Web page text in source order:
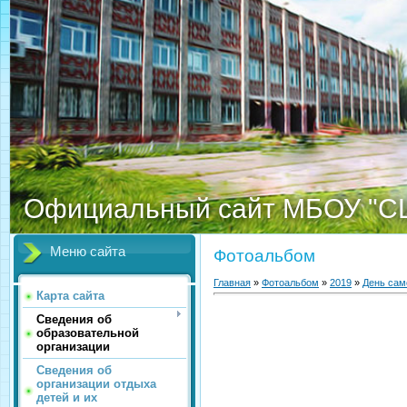
Официальный сайт МБОУ
Меню сайта
Карта сайта
Сведения об
образовательной
организации
Сведения об
организации отдыха
детей и их
Фотоальбом
Главная » Фотоальбом » 2019 » День